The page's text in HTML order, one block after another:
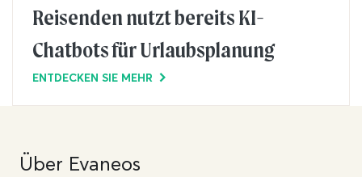
Reisenden nutzt bereits KI-
Chatbots für Urlaubsplanung
ENTDECKEN SIE MEHR
Über Evaneos